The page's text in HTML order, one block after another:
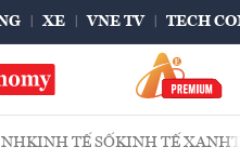
XE VNE TV TECH
KINH TẾ SỐKINH TẾ XANH